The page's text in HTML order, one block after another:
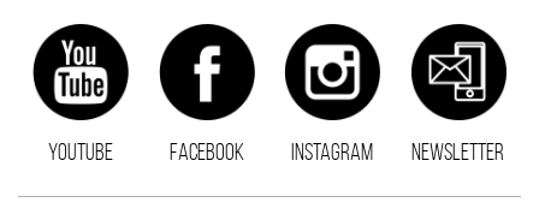
YOUTUBE FACEBOOK INSTAGRAM NEWSLETTER